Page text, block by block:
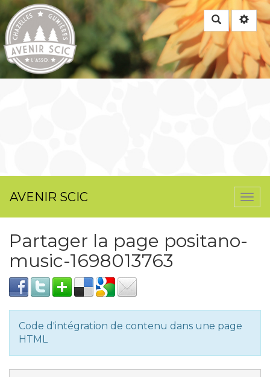
Rechercher
AVENIR SCIC
Partager la page positano-
music-1698013763
Code d'intégration de contenu dans une page
HTML